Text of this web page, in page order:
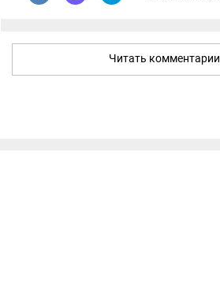
Читать комментарии